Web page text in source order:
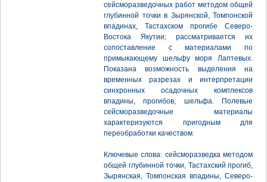
сейсморазведочных работ методом общей
глубинной точки в Зырянской, Томпонской
впадинах, Тастахском прогибе Северо-
Востока Якутии; рассматривается их
сопоставление с материалами по
примыкающему шельфу моря Лаптевых.
Показана возможность выделения на
временных разрезах и интерпретации
синхронных осадочных комплексов
впадины, прогибов, шельфа. Полевые
сейсморазведочные материалы
характеризуются пригодным для
переобработки качеством.
Ключевые слова: сейсморазведка методом
общей глубинной точки, Тастахский прогиб,
Зырянская, Томпонская впадины, Северо-